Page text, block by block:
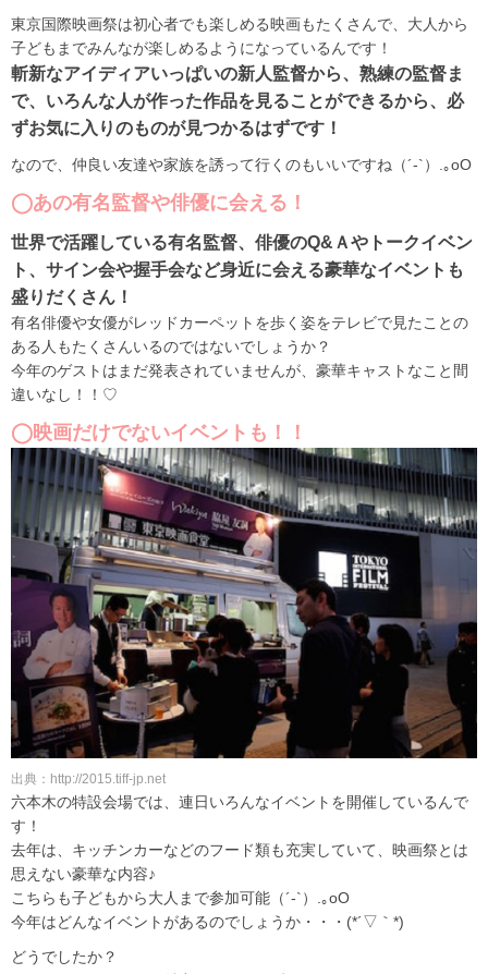
東京国際映画祭は初心者でも楽しめる映画もたくさんで、大人から
子どもまでみんなが楽しめるようになっているんです！
斬新なアイディアいっぱいの新人監督から、熟練の監督ま
で、いろんな人が作った作品を見ることができるから、必
ずお気に入りのものが見つかるはずです！
なので、仲良い友達や家族を誘って行くのもいいですね（´-`）.｡oO
◯あの有名監督や俳優に会える！
世界で活躍している有名監督、俳優のQ&Ａやトークイベン
ト、サイン会や握手会など身近に会える豪華なイベントも
盛りだくさん！
有名俳優や女優がレッドカーペットを歩く姿をテレビで見たことの
ある人もたくさんいるのではないでしょうか？
今年のゲストはまだ発表されていませんが、豪華キャストなこと間
違いなし！！♡
◯映画だけでないイベントも！！
出典：http://2015.tiff-jp.net
六本木の特設会場では、連日いろんなイベントを開催しているんで
す！
去年は、キッチンカーなどのフード類も充実していて、映画祭とは
思えない豪華な内容♪
こちらも子どもから大人まで参加可能（´-`）.｡oO
今年はどんなイベントがあるのでしょうか・・・(*´▽｀*)
どうでしたか？